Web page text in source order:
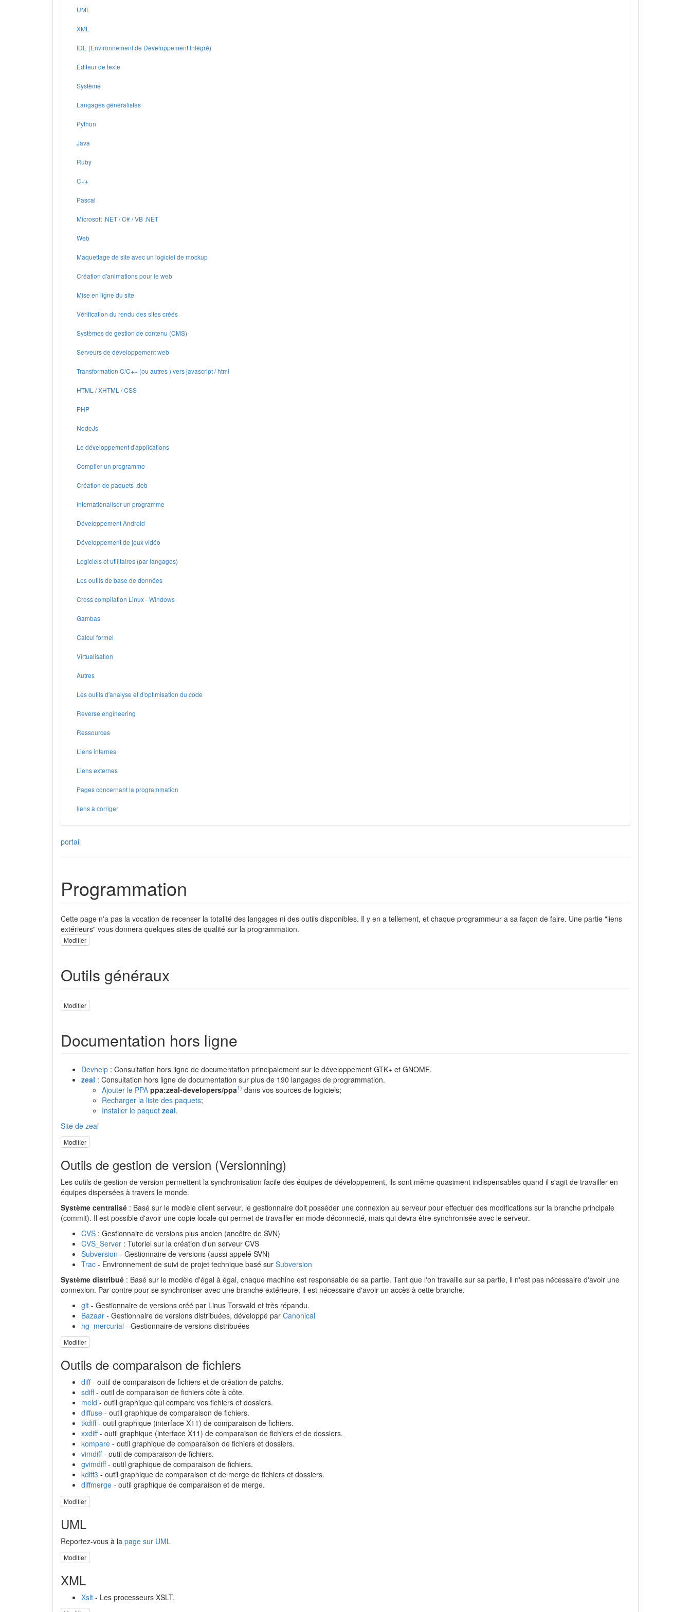
UML
XML
IDE (Environnement de Développement Intégré)
Éditeur de texte
Système
Langages généralistes
Python
Java
Ruby
C++
Pascal
Microsoft .NET / C# / VB .NET
Web
Maquettage de site avec un logiciel de mockup
Création d'animations pour le web
Mise en ligne du site
Vérification du rendu des sites créés
Systèmes de gestion de contenu (CMS)
Serveurs de développement web
Transformation C/C++ (ou autres ) vers javascript / html
HTML / XHTML / CSS
PHP
NodeJs
Le développement d'applications
Compiler un programme
Création de paquets .deb
Internationaliser un programme
Développement Android
Développement de jeux vidéo
Logiciels et utilitaires (par langages)
Les outils de base de données
Cross compilation Linux - Windows
Gambas
Calcul formel
Virtualisation
Autres
Les outils d'analyse et d'optimisation du code
Reverse engineering
Ressources
Liens internes
Liens externes
Pages concernant la programmation
liens à corriger
portail
Programmation
Cette page n'a pas la vocation de recenser la totalité des langages ni des outils disponibles. Il y en a tellement, et chaque programmeur a sa façon de faire. Une partie "liens
extérieurs" vous donnera quelques sites de qualité sur la programmation.
Modifier
Outils généraux
Modifier
Documentation hors ligne
Devhelp : Consultation hors ligne de documentation principalement sur le développement GTK+ et GNOME.
zeal : Consultation hors ligne de documentation sur plus de 190 langages de programmation.
Ajouter le PPA ppa:zeal-developers/ppa1) dans vos sources de logiciels;
Recharger la liste des paquets;
Installer le paquet zeal.
Site de zeal
Modifier
Outils de gestion de version (Versionning)
Les outils de gestion de version permettent la synchronisation facile des équipes de développement, ils sont même quasiment indispensables quand il s'agit de travailler en
équipes dispersées à travers le monde.
Système centralisé : Basé sur le modèle client serveur, le gestionnaire doit posséder une connexion au serveur pour effectuer des modifications sur la branche principale
(commit). Il est possible d'avoir une copie locale qui permet de travailler en mode déconnecté, mais qui devra être synchronisée avec le serveur.
CVS : Gestionnaire de versions plus ancien (ancêtre de SVN)
CVS_Server : Tutoriel sur la création d'un serveur CVS
Subversion - Gestionnaire de versions (aussi appelé SVN)
Trac - Environnement de suivi de projet technique basé sur Subversion
Système distribué : Basé sur le modèle d'égal à égal, chaque machine est responsable de sa partie. Tant que l'on travaille sur sa partie, il n'est pas nécessaire d'avoir une
connexion. Par contre pour se synchroniser avec une branche extérieure, il est nécessaire d'avoir un accès à cette branche.
git - Gestionnaire de versions créé par Linus Torsvald et très répandu.
Bazaar - Gestionnaire de versions distribuées, développé par Canonical
hg_mercurial - Gestionnaire de versions distribuées
Modifier
Outils de comparaison de fichiers
diff- outil de comparaison de fichiers et de création de patchs.
sdiff- outil de comparaison de fichiers côte à côte.
meld - outil graphique qui compare vos fichiers et dossiers.
diffuse - outil graphique de comparaison de fichiers.
tkdiff- outil graphique (interface X11) de comparaison de fichiers.
xxdiff- outil graphique (interface X11) de comparaison de fichiers et de dossiers.
kompare - outil graphique de comparaison de fichiers et dossiers.
vimdiff- outil de comparaison de fichiers.
gvimdiff- outil graphique de comparaison de fichiers.
kdiff3 - outil graphique de comparaison et de merge de fichiers et dossiers.
diffmerge - outil graphique de comparaison et de merge.
Modifier
UML
Reportez-vous à la page sur UML
Modifier
XML
Xslt - Les processeurs XSLT.